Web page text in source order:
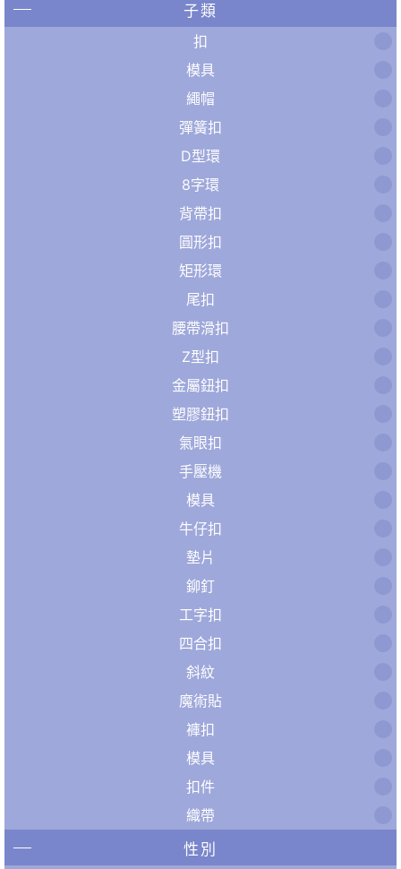
子類
扣
模具
繩帽
彈簧扣
D型環
8字環
背帶扣
圓形扣
矩形環
尾扣
腰帶滑扣
Z型扣
金屬鈕扣
塑膠鈕扣
氣眼扣
手壓機
模具
牛仔扣
墊片
鉚釘
工字扣
四合扣
斜紋
魔術貼
褲扣
模具
扣件
織帶
性別